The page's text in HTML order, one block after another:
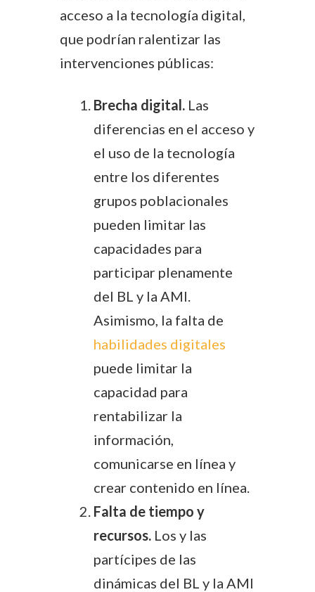
acceso a la tecnología digital,
que podrían ralentizar las
intervenciones públicas:
Brecha digital. Las
diferencias en el acceso y
el uso de la tecnología
entre los diferentes
grupos poblacionales
pueden limitar las
capacidades para
participar plenamente
del BL y la AMI.
Asimismo, la falta de
habilidades digitales
puede limitar la
capacidad para
rentabilizar la
información,
comunicarse en línea y
crear contenido en línea.
Falta de tiempo y
recursos. Los y las
partícipes de las
dinámicas del BL y la AMI